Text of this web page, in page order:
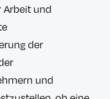
und
der
und